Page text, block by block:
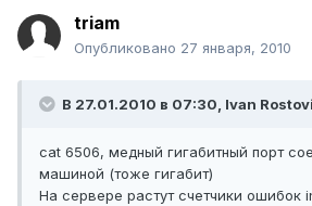
triam
Опубликовано 27 января, 2010
В 27.01.2010 в 07:30, Ivan
cat 6506, медный гигабитный порт
машиной (тоже гигабит)
На сервере растут счетчики ошибок